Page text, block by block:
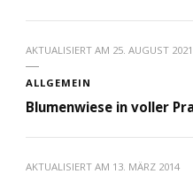
AKTUALISIERT AM 25. AUGUST 2021
ALLGEMEIN
Blumenwiese in voller
AKTUALISIERT AM 13. MÄRZ 2014